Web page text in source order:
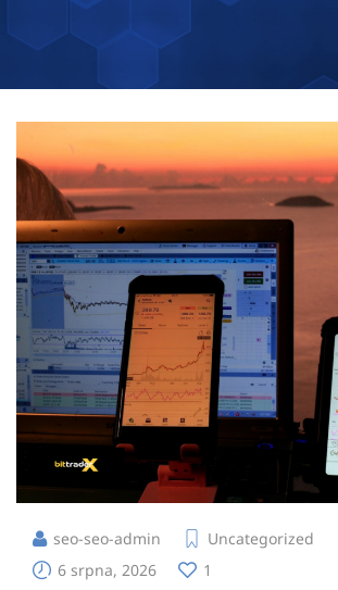
seo-seo-admin
Uncategorized
6 srpna, 2026
1